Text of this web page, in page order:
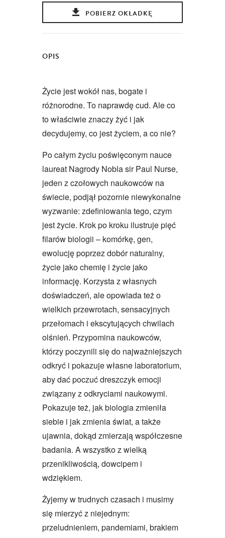
POBIERZ OKŁADKĘ
OPIS
Życie jest wokół nas, bogate i
różnorodne. To naprawdę cud. Ale co
to właściwie znaczy żyć i jak
decydujemy, co jest życiem, a co nie?
Po całym życiu poświęconym nauce
laureat Nagrody Nobla sir Paul Nurse,
jeden z czołowych naukowców na
świecie, podjął pozornie niewykonalne
wyzwanie: zdefiniowania tego, czym
jest życie. Krok po kroku ilustruje pięć
filarów biologii – komórkę, gen,
ewolucję poprzez dobór naturalny,
życie jako chemię i życie jako
informację. Korzysta z własnych
doświadczeń, ale opowiada też o
wielkich przewrotach, sensacyjnych
przełomach i ekscytujących chwilach
olśnień. Przypomina naukowców,
którzy poczynili się do najważniejszych
odkryć i pokazuje własne laboratorium,
aby dać poczuć dreszczyk emocji
związany z odkryciami naukowymi.
Pokazuje też, jak biologia zmieniła
siebie i jak zmienia świat, a także
ujawnia, dokąd zmierzają współczesne
badania. A wszystko z wielką
przenikliwością, dowcipem i
wdziękiem.
Żyjemy w trudnych czasach i musimy
się mierzyć z niejednym:
przeludnieniem, pandemiami, brakiem